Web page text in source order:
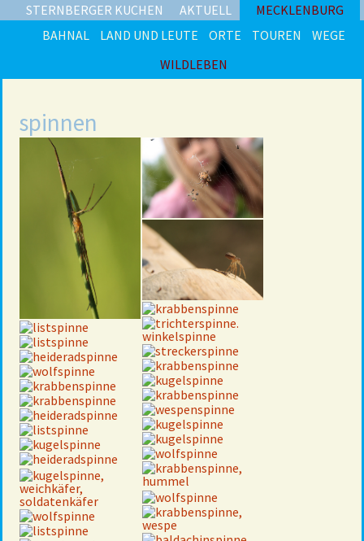
STERNBERGER KUCHEN AKTUELL
MECKLENBURG
BAHNAL
LAND UND LEUTE ORTE TOUREN
WEGE
WILDLEBEN
spinnen